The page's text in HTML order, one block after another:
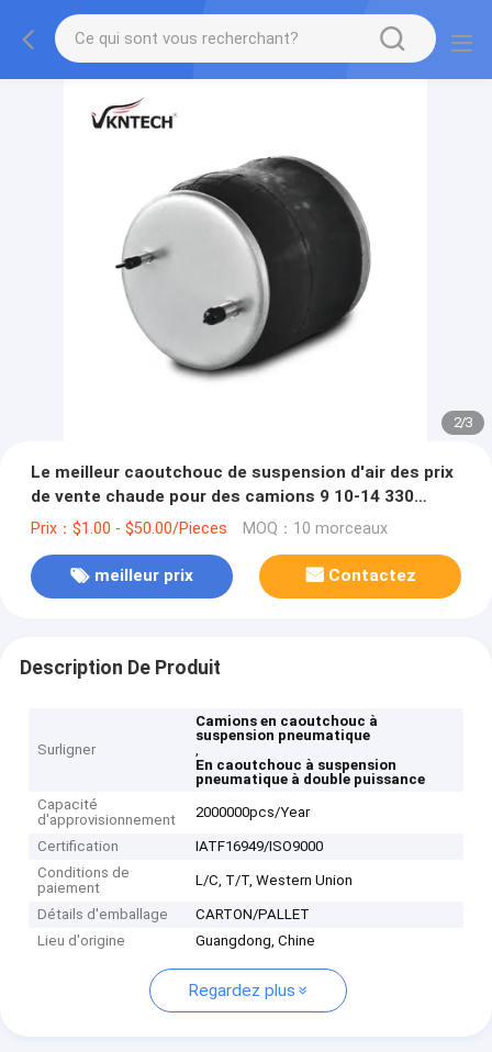
2/3
Le meilleur caoutchouc de suspension d'air des prix
de vente chaude pour des camions 9 10-14 330
ressorts pneumatiques de /W01-358-9070
Prix：$1.00 - $50.00/Pieces MOQ：10 morceaux
meilleur prix Contactez
Description De Produit
Surligner
Camions en caoutchouc à
suspension pneumatique
,
En caoutchouc à suspension
pneumatique à double puissance
Capacité
d'approvisionnement
2000000pcs/Year
Certification
IATF16949/ISO9000
Conditions de
paiement
L/C, T/T, Western Union
Détails d'emballage
CARTON/PALLET
Lieu d'origine
Guangdong, Chine
Regardez plus